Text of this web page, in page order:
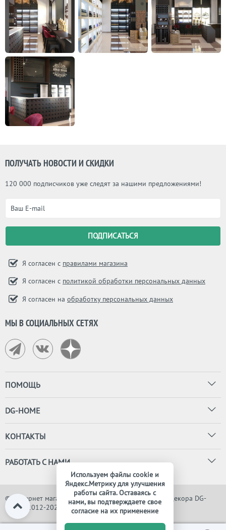
ПОЛУЧАТЬ НОВОСТИ И СКИДКИ
120 000 подписчиков уже следят за нашими предложениями!
Я согласен с правилами магазина
Я согласен с политикой обработки персональных данных
Я согласен на обработку персональных данных
МЫ В СОЦИАЛЬНЫХ СЕТЯХ
ПОМОЩЬ
DG-HOME
КОНТАКТЫ
РАБОТАТЬ С НАМИ
© Интернет магазин дизайнерской мебели, света и декора DG-
HOME, 2012-2026. Все права защищены
Используем файлы cookie и
Яндекс.Метрику для улучшения
работы сайта. Оставаясь с
нами, вы подтверждаете свое
согласие на их применение